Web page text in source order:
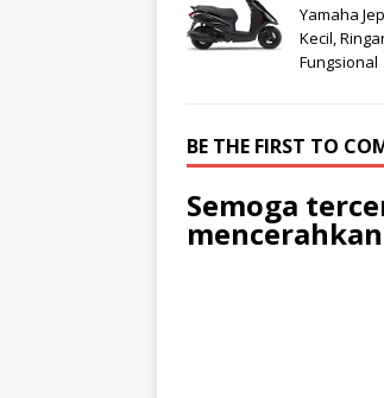
Yamaha
Kecil,
Fungsional
BE THE FIRST TO
Semoga
mencerahkan